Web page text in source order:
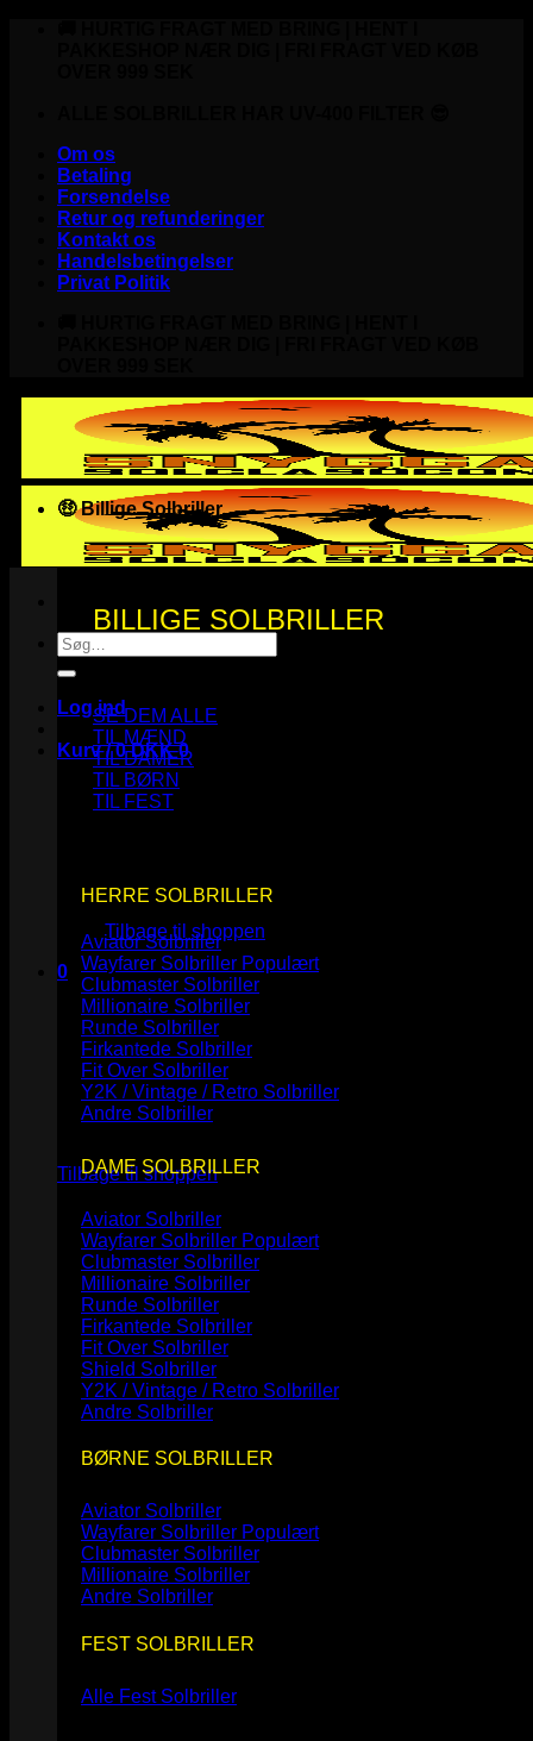
Om os
Betaling
Forsendelse
Retur og refunderinger
Kontakt os
Handelsbetingelser
Privat Politik
Søg
efter:
Log ind
Kurv /0DKK 0
Ingen varer i kurven.
Tilbage til shoppen
0
Kurv
Tilbage til shoppen
🤑 Billige Solbriller
BILLIGE SOLBRILLER
SE DEM ALLE
TIL MÆND
TIL DAMER
TIL BØRN
TIL FEST
HERRE SOLBRILLER
Aviator Solbriller
Wayfarer Solbriller
Clubmaster Solbriller
Millionaire Solbriller
Runde Solbriller
Firkantede Solbriller
Fit Over Solbriller
Y2K / Vintage / Retro Solbriller
Andre Solbriller
DAME SOLBRILLER
Aviator Solbriller
Wayfarer Solbriller
Clubmaster Solbriller
Millionaire Solbriller
Runde Solbriller
Firkantede Solbriller
Fit Over Solbriller
Shield Solbriller
Y2K / Vintage / Retro Solbriller
Andre Solbriller
BØRNE SOLBRILLER
Aviator Solbriller
Wayfarer Solbriller
Clubmaster Solbriller
Millionaire Solbriller
Andre Solbriller
FEST SOLBRILLER
Alle Fest Solbriller